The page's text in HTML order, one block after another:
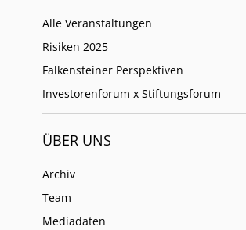
Alle Veranstaltungen
Risiken 2025
Falkensteiner Perspektiven
Investorenforum x Stiftungsforum
ÜBER UNS
Archiv
Team
Mediadaten